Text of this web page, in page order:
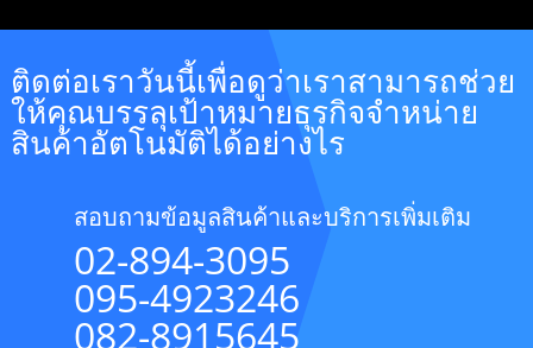
ติดต่อเราวันนี้เพื่อดูว่าเราสามารถช่วย
ให้คุณบรรลุเป้าหมายธุรกิจจำหน่าย
สินค้าอัตโนมัติได้อย่างไร
สอบถามข้อมูลสินค้าและบริการเพิ่มเติม
02-894-3095
095-4923246
082-8915645